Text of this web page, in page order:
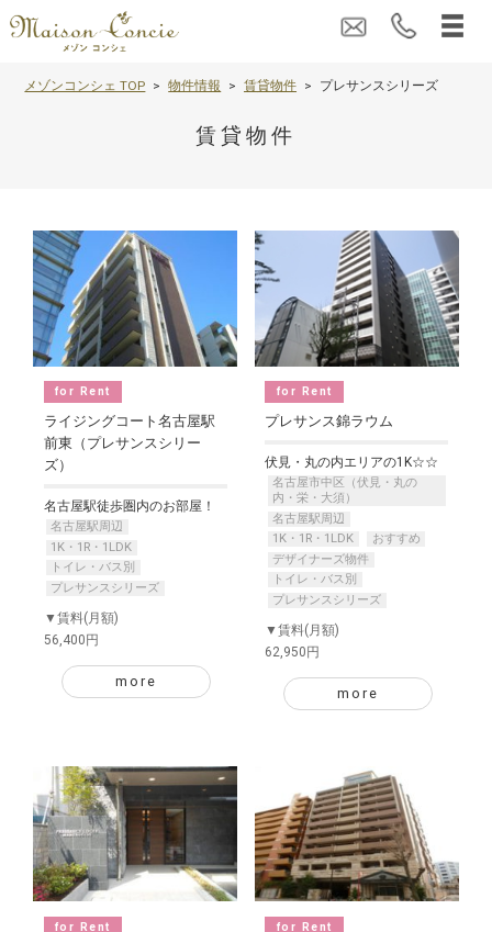
メゾンコンシェ TOP 物件情報 賃貸物件 プレサンスシリーズ
賃貸物件
for Rent
ライジングコート名古屋駅
前東（プレサンスシリー
ズ）
名古屋駅徒歩圏内のお部屋！
名古屋駅周辺
1K・1R・1LDK
トイレ・バス別
プレサンスシリーズ
▼賃料(月額)
56,400円
more
for Rent
プレサンス錦ラウム
伏見・丸の内エリアの1K☆☆
名古屋市中区（伏見・丸の
内・栄・大須）
名古屋駅周辺
1K・1R・1LDK
おすすめ
デザイナーズ物件
トイレ・バス別
プレサンスシリーズ
▼賃料(月額)
62,950円
more
for Rent for Rent